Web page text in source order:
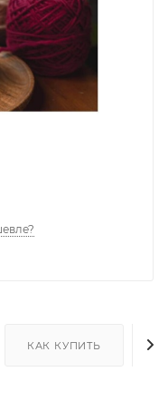
КАК КУПИТЬ